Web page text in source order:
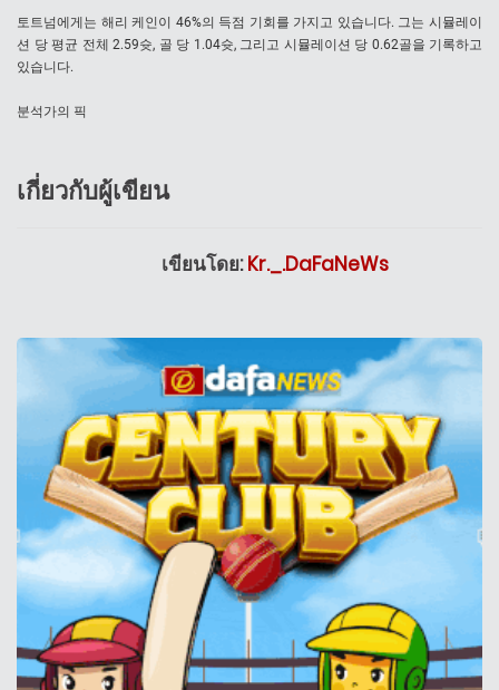
토트넘에게는 해리 케인이 46%의 득점 기회를 가지고 있습니다. 그는 시뮬레이
션 당 평균 전체 2.59슛, 골 당 1.04슛, 그리고 시뮬레이션 당 0.62골을 기록하고
있습니다.
분석가의 픽
เกี่ยวกับผู้เขียน
เขียนโดย:Kr._.DaFaNeWs